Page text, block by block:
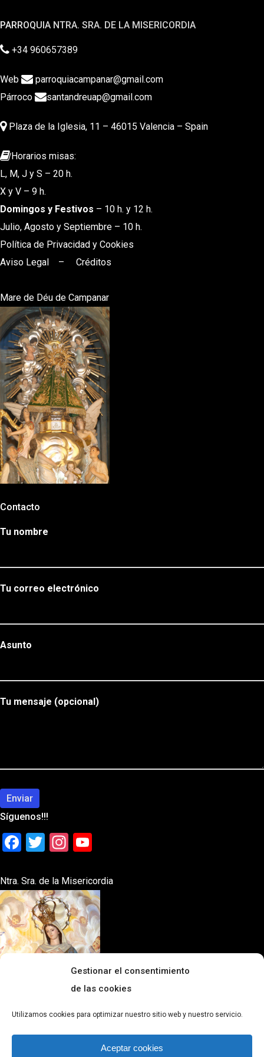
Gestionar el consentimiento
de las cookies
Utilizamos cookies para optimizar nuestro sitio web y nuestro servicio.
Aceptar cookies
PARROQUIA NTRA. SRA. DE LA MISERICORDIA
+34 960657389
Web
parroquiacampanar@gmail.com
Párroco
santandreuap@gmail.com
Plaza de la Iglesia, 11 – 46015 Valencia – Spain
Horarios misas:
L, M, J y S – 20 h.
X y V – 9 h.
Domingos y Festivos – 10 h. y 12 h.
Julio, Agosto y Septiembre – 10 h.
Política de Privacidad y Cookies
Aviso Legal – Créditos
Mare de Déu de Campanar
Contacto
Tu nombre
Tu correo electrónico
Asunto
Tu mensaje (opcional)
Síguenos!!!
Facebook
TwitterInstagram
Ntra. Sra. de la Misericordia